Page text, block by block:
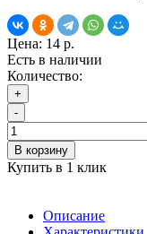
Цена: 14 р.
Есть в наличии
Количество:
+
-
В корзину
Купить в 1 клик
Описание